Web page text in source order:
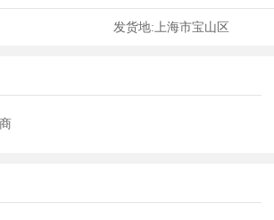
发货地: 上海市宝山区